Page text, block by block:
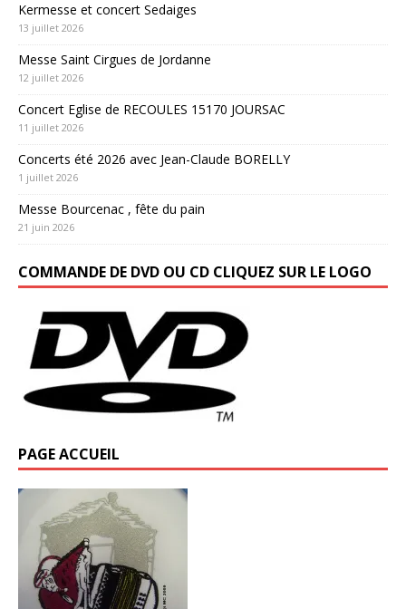
Kermesse et concert Sedaiges
13 juillet 2026
Messe Saint Cirgues de Jordanne
12 juillet 2026
Concert Eglise de RECOULES 15170 JOURSAC
11 juillet 2026
Concerts été 2026 avec Jean-Claude BORELLY
1 juillet 2026
Messe Bourcenac , fête du pain
21 juin 2026
COMMANDE DE DVD OU CD CLIQUEZ SUR LE LOGO
PAGE ACCUEIL